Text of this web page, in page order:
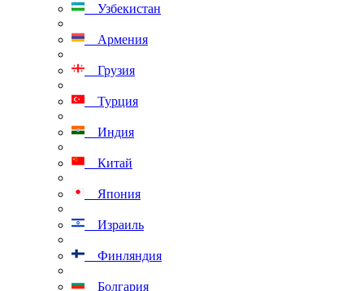
Узбекистан
Армения
Грузия
Турция
Индия
Китай
Япония
Израиль
Финляндия
Болгария